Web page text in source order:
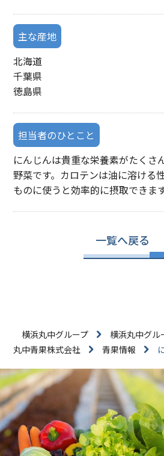
主な産地
北海道
千葉県
徳島県
担当者のひとこと
にんじんは貴重な栄養素がたくさ
野菜です。カロテンは油に溶ける
ものに使うと効率的に摂取できます
一覧へ戻る
横浜丸中グループ 横浜丸中グル
丸中青果株式会社
青果情報